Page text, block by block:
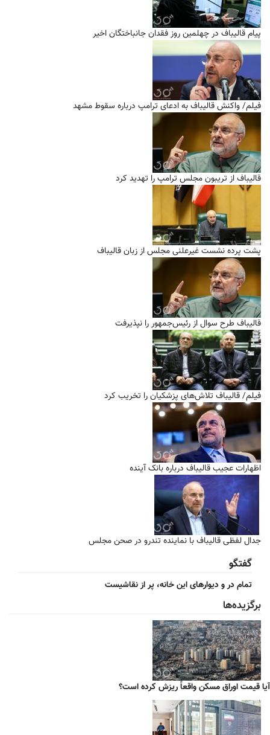
پیام قالیباف در چهلمین روز فقدان جانباختگان اخیر
فیلم/ واکنش قالیباف به ادعای ترامپ درباره سقوط مشهد
قالیباف از تریبون مجلس ترامپ را تهدید کرد
پشت پرده نشست غیرعلنی مجلس از زبان قالیباف
قالیباف طرح سوال از رئیس‌جمهور را نپذیرفت
فیلم/ قالیباف تلاش‌های پزشکیان را تخریب کرد
اظهارات عجیب قالیباف درباره بانک آینده
جدال لفظی قالیباف با نماینده تندرو در صحن مجلس
گفتگو
تمام در و دیوارهای این خانه، پر از نقاشیست
برگزیده‌ها
آیا قیمت اوراق مسکن واقعاً ریزش کرده است؟